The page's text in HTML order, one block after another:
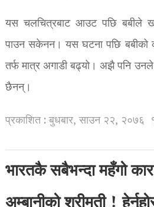
यस चलचित्रबाट आउट पछि बबीले
पाउन सकेनन। यस घटना पछि बबीको
तर्फ मात्र अगाडी बढ्यो। अझै पनि
छैनन्।
प्रकाशित : बुधबार, साउन २२, २०७६
भारतकै सबैभन्दा महँगो